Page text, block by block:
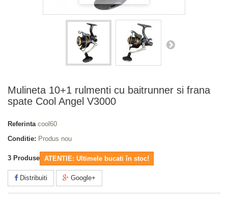
Mulineta 10+1 rulmenti cu baitrunner si frana
spate Cool Angel V3000
Referinta cool60
Conditie: Produs nou
3 Produse ATENTIE: Ultimele bucati în stoc!
Distribuiti Google+